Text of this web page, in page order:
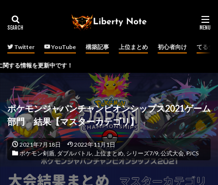
Twitter YouTube 構築記事 上位まとめ 初心者向け てるチ
です！
ポケモンジャパンチャンピオンシップス2021ゲーム
部門 結果【マスターカテゴリ】
2021年7月18日
2022年11月1日
ポケモン剣盾, ダブルバトル, 上位まとめ, シリーズ7/9,公式大会,PJCS